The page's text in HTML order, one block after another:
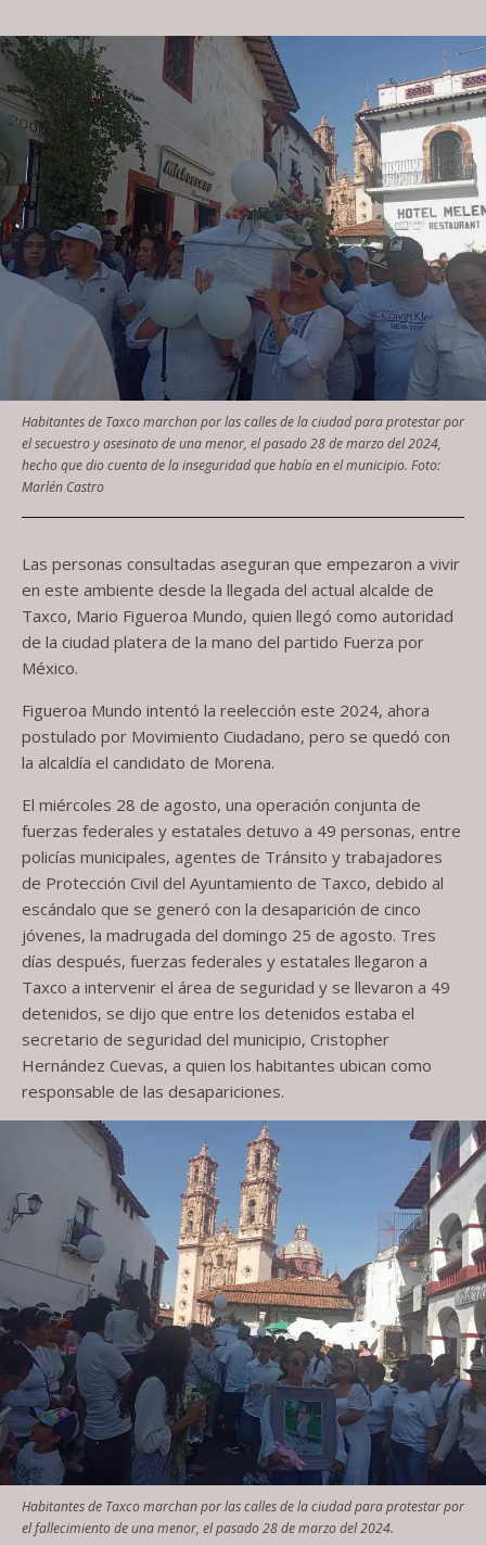
Habitantes de Taxco marchan por las calles de la ciudad para protestar por
el secuestro y asesinato de una menor, el pasado 28 de marzo del 2024,
hecho que dio cuenta de la inseguridad que había en el municipio. Foto:
Marlén Castro
Las personas consultadas aseguran que empezaron a vivir
en este ambiente desde la llegada del actual alcalde de
Taxco, Mario Figueroa Mundo, quien llegó como autoridad
de la ciudad platera de la mano del partido Fuerza por
México.
Figueroa Mundo intentó la reelección este 2024, ahora
postulado por Movimiento Ciudadano, pero se quedó con
la alcaldía el candidato de Morena.
El miércoles 28 de agosto, una operación conjunta de
fuerzas federales y estatales detuvo a 49 personas, entre
policías municipales, agentes de Tránsito y trabajadores
de Protección Civil del Ayuntamiento de Taxco, debido al
escándalo que se generó con la desaparición de cinco
jóvenes, la madrugada del domingo 25 de agosto. Tres
días después, fuerzas federales y estatales llegaron a
Taxco a intervenir el área de seguridad y se llevaron a 49
detenidos, se dijo que entre los detenidos estaba el
secretario de seguridad del municipio, Cristopher
Hernández Cuevas, a quien los habitantes ubican como
responsable de las desapariciones.
Habitantes de Taxco marchan por las calles de la ciudad para protestar por
el fallecimiento de una menor, el pasado 28 de marzo del 2024.